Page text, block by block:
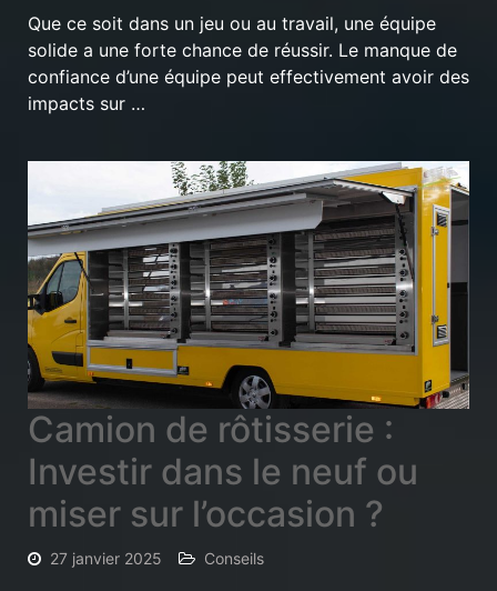
Que ce soit dans un jeu ou au travail, une équipe
solide a une forte chance de réussir. Le manque de
confiance d’une équipe peut effectivement avoir des
impacts sur …
Camion de rôtisserie :
Investir dans le neuf ou
miser sur l’occasion ?
27 janvier 2025 Conseils